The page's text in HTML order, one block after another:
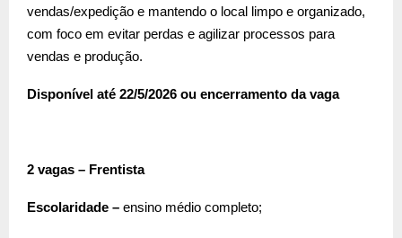
vendas/expedição e mantendo o local limpo e organizado,
com foco em evitar perdas e agilizar processos para
vendas e produção.
Disponível até 22/5/2026 ou encerramento da vaga
2 vagas – Frentista
Escolaridade – ensino médio completo;